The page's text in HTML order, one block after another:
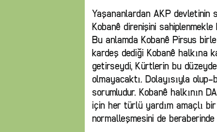
Yaşananlardan AKP devletinin
Kobanê direnişini
Bu anlamda Kobanê Pirsus
kardeş dediği Kobanê halkına
getirseydi, Kürtlerin bu
olmayacaktı. Dolayısıyla
sorumludur. Kobanê halkının
için her türlü yardım amaçlı
normalleşmesini de